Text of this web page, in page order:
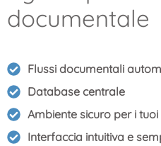
documentale
Flussi documentali
Database centrale
Ambiente sicuro per i
Interfaccia intuitiva e